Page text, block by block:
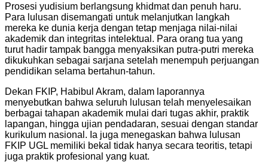
Prosesi yudisium berlangsung khidmat dan penuh haru.
Para lulusan disemangati untuk melanjutkan langkah
mereka ke dunia kerja dengan tetap menjaga nilai-nilai
akademik dan integritas intelektual. Para orang tua yang
turut hadir tampak bangga menyaksikan putra-putri mereka
dikukuhkan sebagai sarjana setelah menempuh perjuangan
pendidikan selama bertahun-tahun.
Dekan FKIP, Habibul Akram, dalam laporannya
menyebutkan bahwa seluruh lulusan telah menyelesaikan
berbagai tahapan akademik mulai dari tugas akhir, praktik
lapangan, hingga ujian pendadaran, sesuai dengan standar
kurikulum nasional. Ia juga menegaskan bahwa lulusan
FKIP UGL memiliki bekal tidak hanya secara teoritis, tetapi
juga praktik profesional yang kuat.